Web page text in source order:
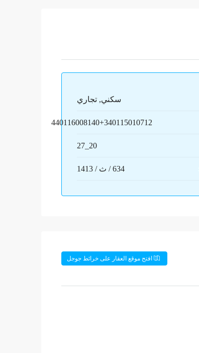
سكني, تجاري
440116008140+340115010712
20_27
634 / ث / 1413
افتح موقع العقار على خرائط جوجل